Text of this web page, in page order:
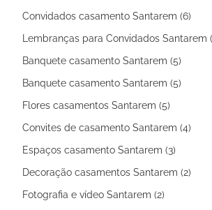
Convidados casamento Santarem (6)
Lembranças para Convidados Santarem
Banquete casamento Santarem (5)
Banquete casamento Santarem (5)
Flores casamentos Santarem (5)
Convites de casamento Santarem (4)
Espaços casamento Santarem (3)
Decoração casamentos Santarem (2)
Fotografia e vídeo Santarem (2)